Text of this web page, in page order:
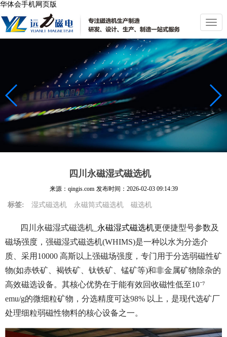
华体会手机网页版
切
换
导
航
四川永磁湿式磁选机
来源：qingis.com 发布时间： 2026-02-03 09:14:39
标签: 湿式磁选机 永磁筒式磁选机 磁选机
四川永磁湿式磁选机_ 永磁湿式磁选机更便捷型号参数及
磁场强度，强磁湿式磁选机(WHIMS)是一种以水为分选介
质、采用10000 高斯以上强磁场强度，专门用于分选弱磁性矿
物(如赤铁矿、褐铁矿、钛铁矿、锰矿等)和非金属矿物除杂的
高效磁选设备。其核心优势在于能有效回收磁性低至10⁻⁷
emu/g的微细粒矿物，分选精度可达98% 以上，是现代选矿厂
处理细粒弱磁性物料的核心设备之一。